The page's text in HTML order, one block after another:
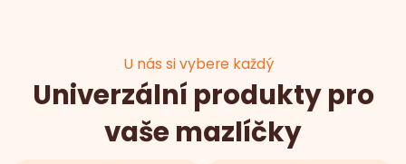
U nás si vybere každý
Univerzální produkty pro
vaše mazlíčky